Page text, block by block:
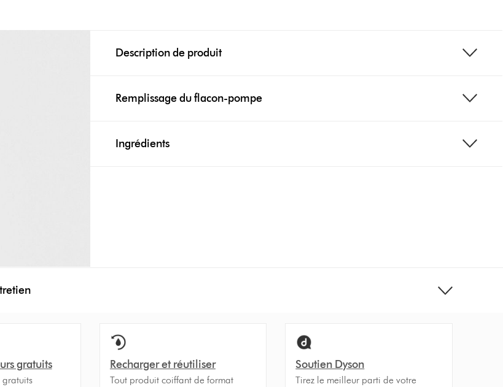
Description de produit
Remplissage du flacon-pompe
Ingrédients
gratuits
gratuits
Recharger et réutiliser
Tout produit coiffant de format
Soutien Dyson
Tirez le meilleur parti de votre